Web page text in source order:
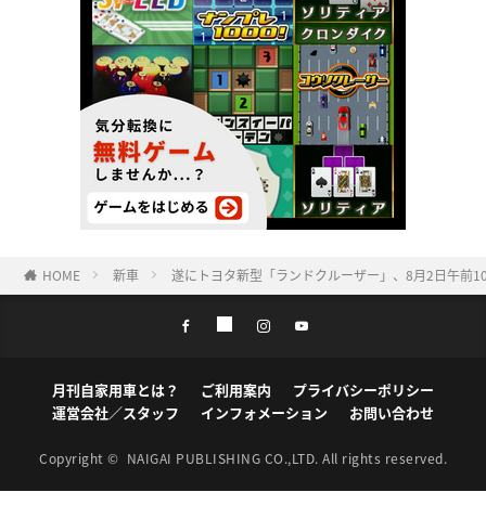
HOME 新車 遂にトヨタ新型「ランドクルーザー」、8月2日午前
月刊自家用車とは？ ご利用案内
プライバシーポリシー
運営会社／スタッフ
インフォメーション お問い合わせ
Copyright © NAIGAI PUBLISHING CO.,LTD. All rights reserved.